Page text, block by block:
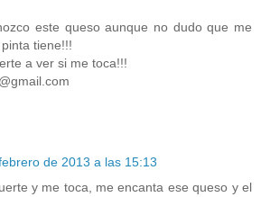
este queso aunque no dudo que me
tiene!!!
a ver si me toca!!!
de 2013 a las 15:13
y me toca, me encanta ese queso y el